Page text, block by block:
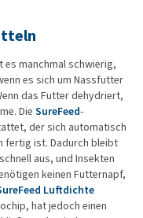
es manchmal schwierig,
es sich um Nassfutter
das Futter dehydriert,
Die SureFeed-
der sich automatisch
fertig ist. Dadurch bleibt
aus, und Insekten
keinen Futternapf,
Luftdichte
hat jedoch einen